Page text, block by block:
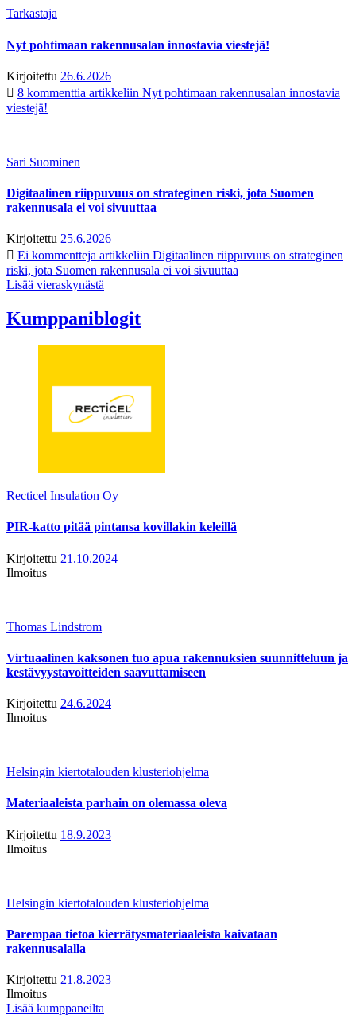
Tarkastaja
Nyt pohtimaan rakennusalan innostavia viestejä!
Kirjoitettu 26.6.2026
8 kommenttia artikkeliin Nyt pohtimaan rakennusalan innostavia
viestejä!
Sari Suominen
Digitaalinen riippuvuus on strateginen riski, jota Suomen
rakennusala ei voi sivuuttaa
Kirjoitettu 25.6.2026
Ei kommentteja artikkeliin Digitaalinen riippuvuus on strateginen
riski, jota Suomen rakennusala ei voi sivuuttaa
Lisää vieraskynästä
Kumppaniblogit
Recticel Insulation Oy
PIR-katto pitää pintansa kovillakin keleillä
Kirjoitettu 21.10.2024
Ilmoitus
Thomas Lindstrom
Virtuaalinen kaksonen tuo apua rakennuksien suunnitteluun ja
kestävyystavoitteiden saavuttamiseen
Kirjoitettu 24.6.2024
Ilmoitus
Helsingin kiertotalouden klusteriohjelma
Materiaaleista parhain on olemassa oleva
Kirjoitettu 18.9.2023
Ilmoitus
Helsingin kiertotalouden klusteriohjelma
Parempaa tietoa kierrätysmateriaaleista kaivataan
rakennusalalla
Kirjoitettu 21.8.2023
Ilmoitus
Lisää kumppaneilta